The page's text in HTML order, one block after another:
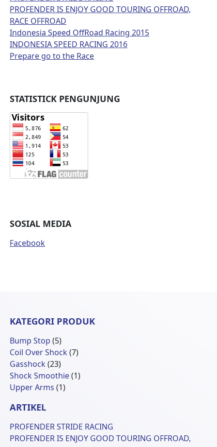
PROFENDER IS ENJOY GOOD TOURING OFFROAD,
RACE OFFROAD
Indonesia Speed OffRoad Racing 2015
INDONESIA SPEED RACING 2016
Prepare go to the Race
STATISTICK PENGUNJUNG
SOSIAL MEDIA
Facebook
KATEGORI PRODUK
Bump Stop 55
Produk
Coil Over Shock 77
Gasshock 2323
Produk
Shock Smoothie 11
Upper Arms 11
ARTIKEL
PROFENDER STRIDE RACING
PROFENDER IS ENJOY GOOD TOURING OFFROAD,